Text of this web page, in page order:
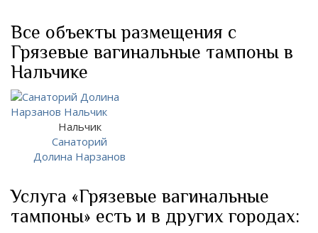
Все объекты размещения с
Грязевые вагинальные тампоны в
Нальчике
Нальчик
Санаторий
Долина Нарзанов
Услуга «Грязевые вагинальные
тампоны» есть и в других городах: